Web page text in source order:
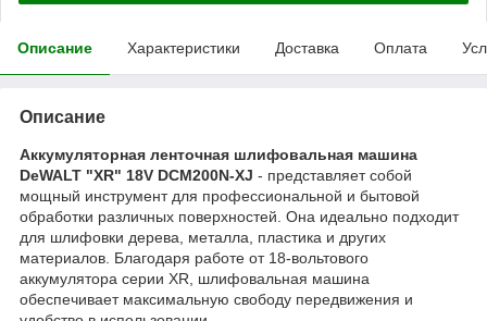
Описание Характеристики Доставка Оплата
Описание
Аккумуляторная ленточная шлифовальная машина
DeWALT "XR" 18V DCM200N-XJ - представляет собой
мощный инструмент для профессиональной и бытовой
обработки различных поверхностей. Она идеально подходит
для шлифовки дерева, металла, пластика и других
материалов. Благодаря работе от 18-вольтового
аккумулятора серии XR, шлифовальная машина
обеспечивает максимальную свободу передвижения и